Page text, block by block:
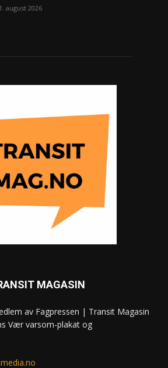
1. august 2026
MAGASIN
av Fagpressen | Transit Magasin
Vær varsom-plakat og